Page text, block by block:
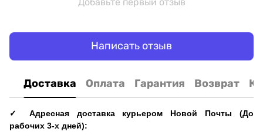
Написать отзыв
Доставка Оплата Гарантия Возврат
✓ Адресная доставка курьером Новой Почты (До
рабочих 3-х дней):